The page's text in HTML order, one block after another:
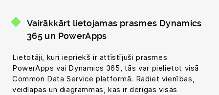
Vairākkārt lietojamas prasmes Dynamics
365 un PowerApps
Lietotāji, kuri iepriekš ir attīstījuši prasmes
PowerApps vai Dynamics 365, tās var pielietot visā
Common Data Service platformā. Radiet vienības,
veidlapas un diagrammas, kas ir derīgas visās